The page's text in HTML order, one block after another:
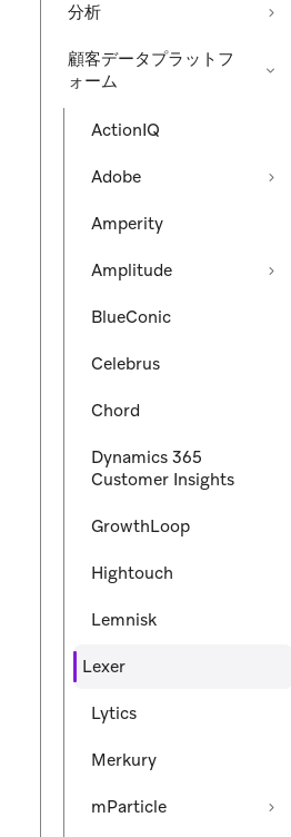
分析
顧客データプラットフ
ォーム
ActionIQ
Adobe
Amperity
Amplitude
BlueConic
Celebrus
Chord
Dynamics 365
Customer Insights
GrowthLoop
Hightouch
Lemnisk
Lexer
Lytics
Merkury
mParticle